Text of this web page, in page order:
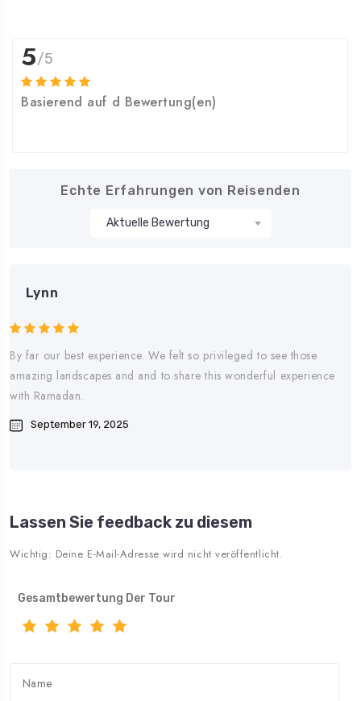
5/5
Basierend auf d Bewertung(en)
Echte Erfahrungen von Reisenden
Lynn
By far our best experience. We felt so privileged to see those
amazing landscapes and and to share this wonderful experience
with Ramadan.
September 19, 2025
Lassen Sie feedback zu diesem
Wichtig: Deine E-Mail-Adresse wird nicht veröffentlicht.
Gesamtbewertung Der Tour